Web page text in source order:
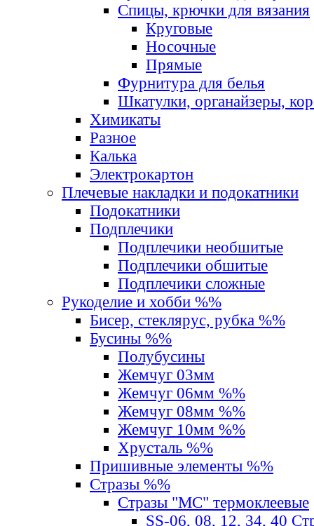
Спицы, крючки для вязания
Круговые
Носочные
Прямые
Фурнитура для белья
Шкатулки, органайзеры,
Химикаты
Разное
Калька
Электрокартон
Плечевые накладки и подокатники
Подокатники
Подплечики
Подплечики необшитые
Подплечики обшитые
Подплечики сложные
Рукоделие и хобби %%
Бисер, стеклярус, рубка %%
Бусины %%
Полубусины
Жемчуг 03мм
Жемчуг 06мм %%
Жемчуг 08мм %%
Жемчуг 10мм %%
Хрусталь %%
Пришивные элементы %%
Стразы %%
Стразы "MС" термоклеевые
SS-06, 08, 12, 34, 40